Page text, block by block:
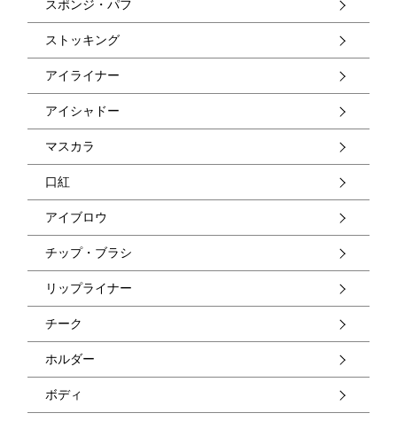
スポンジ・パフ
ストッキング
アイライナー
アイシャドー
マスカラ
口紅
アイブロウ
チップ・ブラシ
リップライナー
チーク
ホルダー
ボディ